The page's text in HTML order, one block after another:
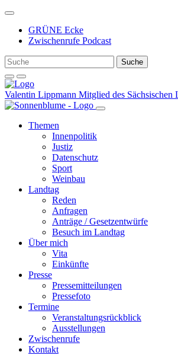
Weiter
Inhalt
GRÜNE Ecke
Zwischenrufe Podcast
Valentin Lippmann Mitglied des Sächsischen
Themen
Innenpolitik
Justiz
Datenschutz
Sport
Weinbau
Landtag
Reden
Anfragen
Anträge / Gesetzentwürfe
Besuch im Landtag
Über mich
Vita
Einkünfte
Presse
Pressemitteilungen
Pressefoto
Termine
Veranstaltungsrückblick
Ausstellungen
Zwischenrufe
Kontakt